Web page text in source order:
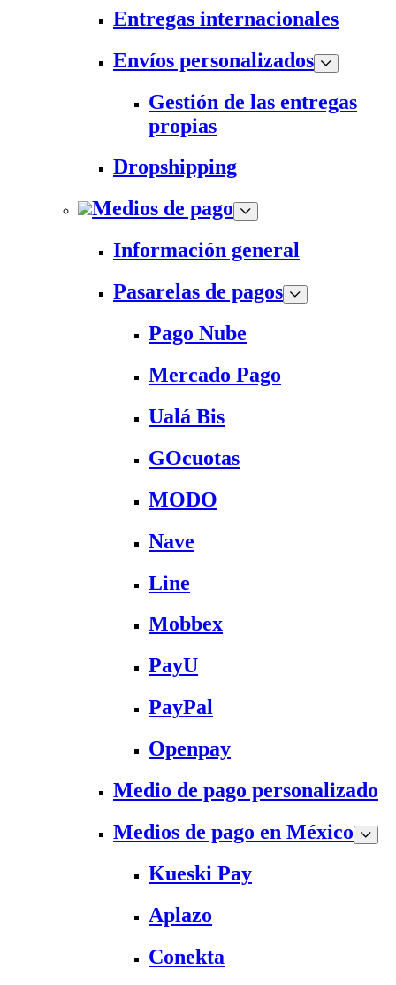
Entregas internacionales
Envíos personalizados
Gestión de las entregas
propias
Dropshipping
Medios de pago
Información general
Pasarelas de pagos
Pago Nube
Mercado Pago
Ualá Bis
GOcuotas
MODO
Nave
Line
Mobbex
PayU
PayPal
Openpay
Medio de pago personalizado
Medios de pago en México
Kueski Pay
Aplazo
Conekta